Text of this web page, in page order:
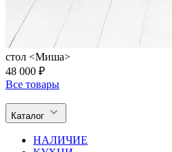
стол <Миша>
48 000 ₽
Все товары
Каталог
НАЛИЧИЕ